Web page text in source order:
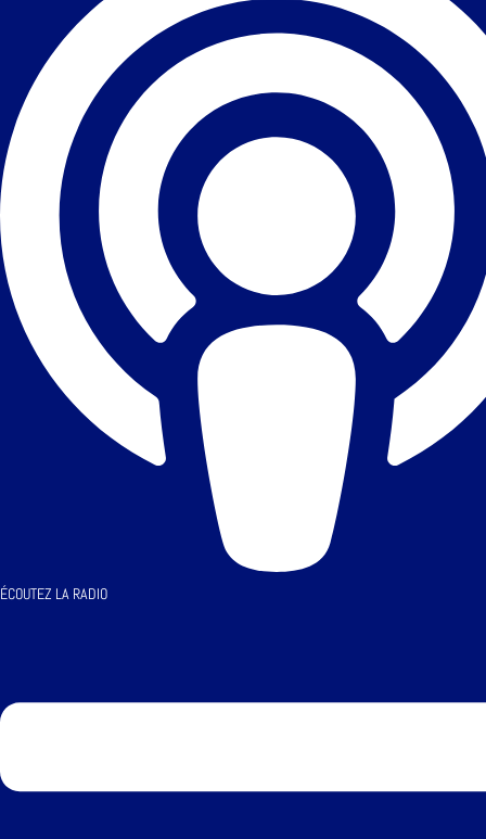
ÉCOUTEZ LA RADIO